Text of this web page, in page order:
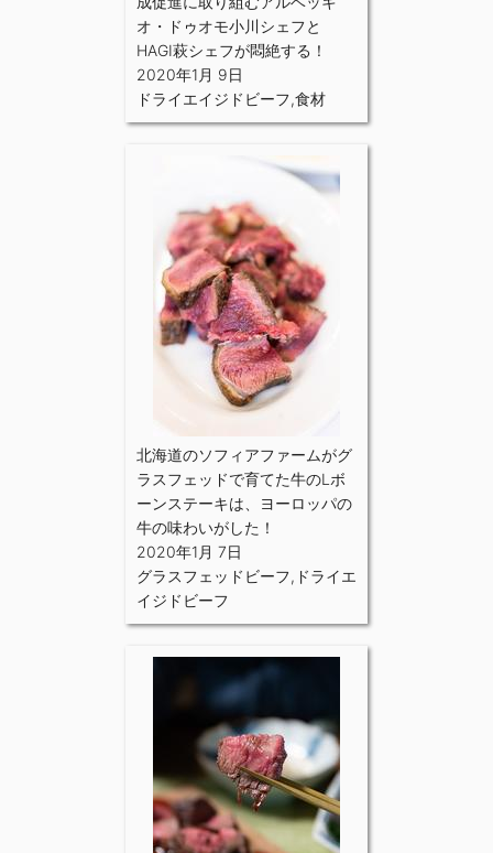
オ・ドゥオモ小川シェフと
HAGI萩シェフが悶絶する！
2020年1月 9日
ドライエイジドビーフ,食材
北海道のソフィアファームがグ
ラスフェッドで育てた牛のLボ
ーンステーキは、ヨーロッパの
牛の味わいがした！
2020年1月 7日
グラスフェッドビーフ, ドライエ
イジドビーフ